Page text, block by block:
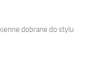
dobrane do stylu